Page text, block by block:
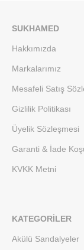
SUKHAMED
Hakkımızda
Markalarımız
Mesafeli Satış
Gizlilik Politikası
Üyelik Sözleşmesi
Garanti & İade
KVKK Metni
KATEGORILER
Akülü Sandalyeler